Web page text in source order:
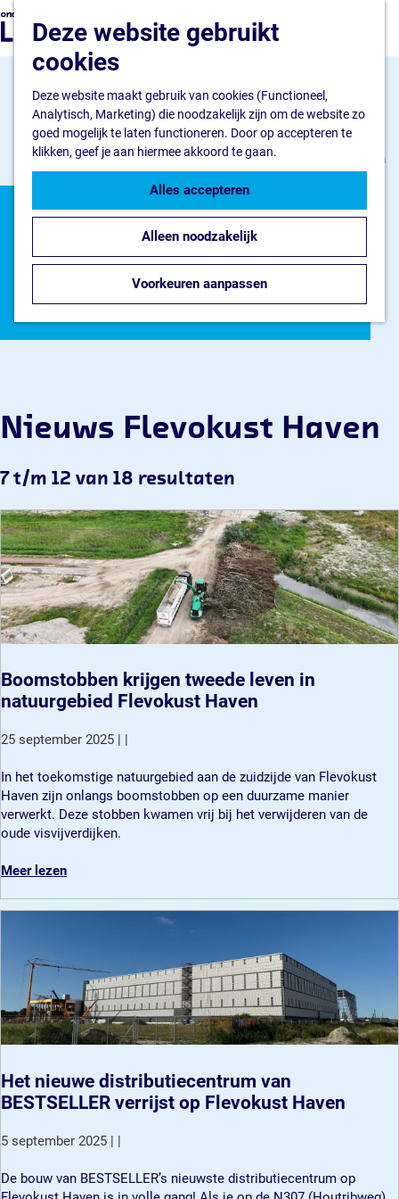
Deze website gebruikt
cookies
Deze website maakt gebruik van cookies (Functioneel,
Analytisch, Marketing) die noodzakelijk zijn om de website zo
goed mogelijk te laten functioneren. Door op accepteren te
klikken, geef je aan hiermee akkoord te gaan.
Alles accepteren
Alleen noodzakelijk
Voorkeuren aanpassen
a
n
a
a
r
d
e
h
a
Z
o
e
n
M
u
Ik wil starten
Ik wil uitbreiden
Flevokust Haven
Bedrijventerrein
Haven en Kade
Nieuws Flevokust Haven
Nieuws en contact
Nieuws
Contact
Jaarkalender
Nieuws en
verhalen
Nieuws Flevokust Haven
7 t/m 12 van 18 resultaten
Boomstobben krijgen tweede leven in
natuurgebied Flevokust Haven
25 september 2025
B
o
o
m
t
b
i
j
e
n
t
w
e
d
In het toekomstige natuurgebied aan de zuidzijde van Flevokust
Haven zijn onlangs boomstobben op een duurzame manier
verwerkt. Deze stobben kwamen vrij bij het verwijderen van de
oude visvijverdijken.
Meer lezeno
e
o
m
s
t
b
b
e
Het nieuwe distributiecentrum van
BESTSELLER verrijst op Flevokust Haven
5 september 2025 | |
H
De bouw van BESTSELLER’s nieuwste distributiecentrum op